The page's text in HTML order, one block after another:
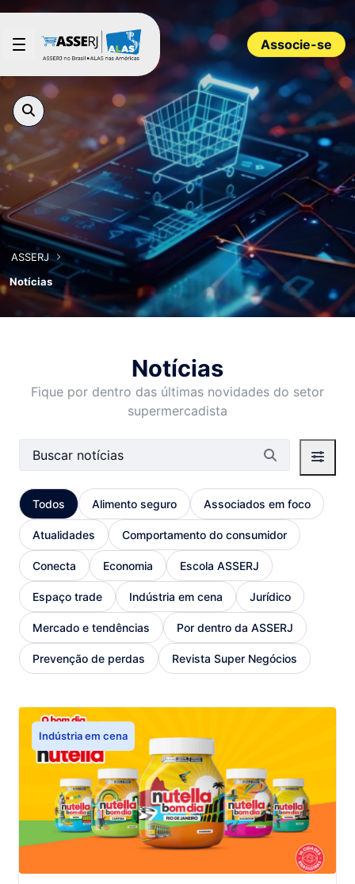
Pular para o Conteúdo principal
Associe-se
ASSERJ
Notícias
Notícias
Fique por dentro das últimas novidades do setor
supermercadista
Barra de busca
Todos Alimento seguro Associados em foco
Atualidades Comportamento do consumidor
Conecta Economia Escola ASSERJ
Espaço trade Indústria em cena Jurídico
Mercado e tendências Por dentro da ASSERJ
Prevenção de perdas Revista Super Negócios
Indústria em cena